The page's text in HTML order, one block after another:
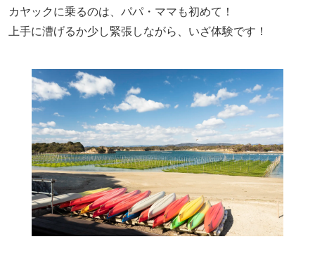
カヤックに乗るのは、パパ・ママも初めて！
上手に漕げるか少し緊張しながら、いざ体験です！